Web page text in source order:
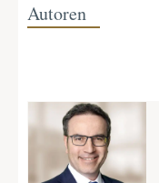
Autoren